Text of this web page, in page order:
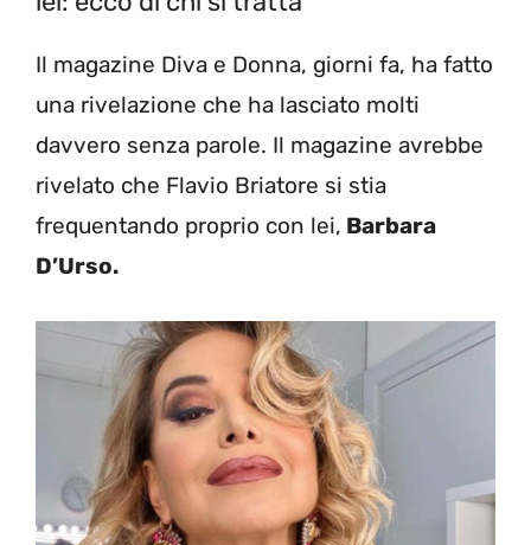
Il magazine Diva e Donna, giorni fa, ha fatto
una rivelazione che ha lasciato molti
davvero senza parole. Il magazine avrebbe
rivelato che Flavio Briatore si stia
frequentando proprio con lei, Barbara
D’Urso.